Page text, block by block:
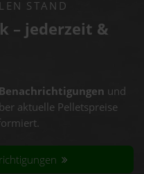
STAND
– jederzeit &
und
aktuelle Pelletspreise